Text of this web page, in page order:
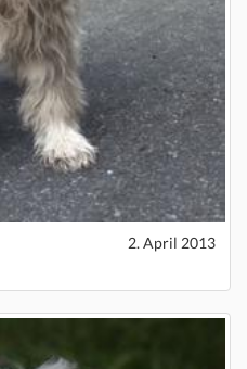
2. April 2013